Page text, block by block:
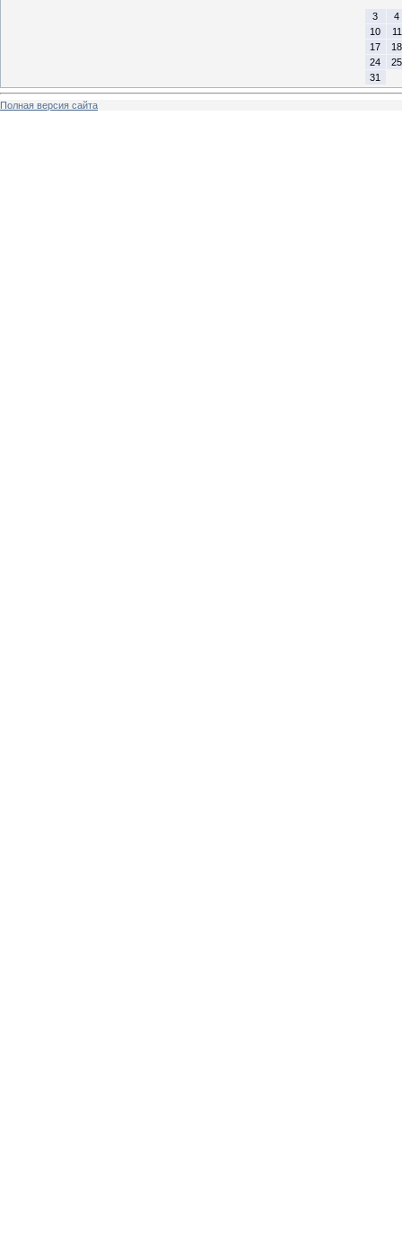
3
4
10
11
17
18
24
25
31
Полная версия сайта